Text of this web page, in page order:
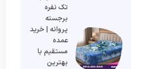
تک نفره
برجسته
پروانه | خرید
عمده
مستقیم با
بهترین